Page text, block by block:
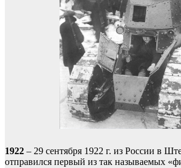
1922 – 29 сентября 1922 г. из России в
отправился первый из так называемых